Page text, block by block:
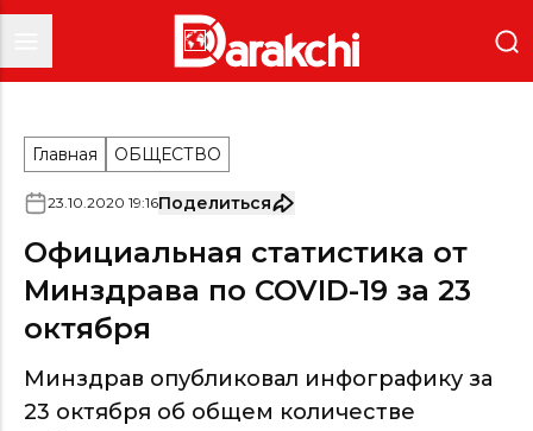
Главная ОБЩЕСТВО
23.10.2020 19:16Поделиться
Официальная статистика от
Минздрава по COVID-19 за 23
октября
Минздрав опубликовал инфографику за
23 октября об общем количестве